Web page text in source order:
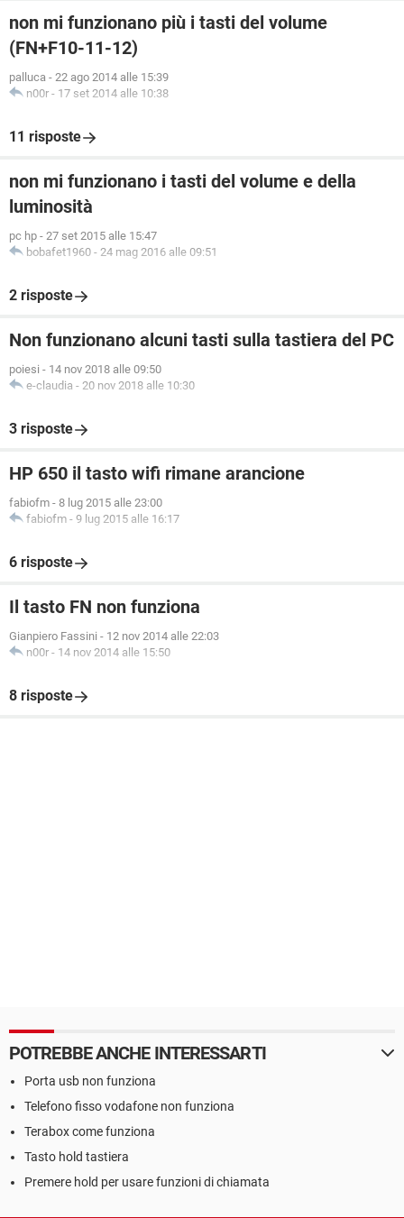
non mi funzionano più i tasti del volume
(FN+F10-11-12)
palluca - 22 ago 2014 alle 15:39
n00r - 17 set 2014 alle 10:38
11 risposte
non mi funzionano i tasti del volume e della
luminosità
pc hp - 27 set 2015 alle 15:47
bobafet1960 - 24 mag 2016 alle 09:51
2 risposte
Non funzionano alcuni tasti sulla tastiera del PC
poiesi - 14 nov 2018 alle 09:50
e-claudia - 20 nov 2018 alle 10:30
3 risposte
HP 650 il tasto wifi rimane arancione
fabiofm - 8 lug 2015 alle 23:00
fabiofm - 9 lug 2015 alle 16:17
6 risposte
Il tasto FN non funziona
Gianpiero Fassini - 12 nov 2014 alle 22:03
n00r - 14 nov 2014 alle 15:50
8 risposte
POTREBBE ANCHE INTERESSARTI
Porta usb non funziona
Telefono fisso vodafone non funziona
Terabox come funziona
Tasto hold tastiera
Premere hold per usare funzioni di chiamata